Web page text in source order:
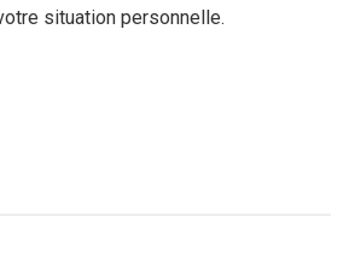
situation personnelle.